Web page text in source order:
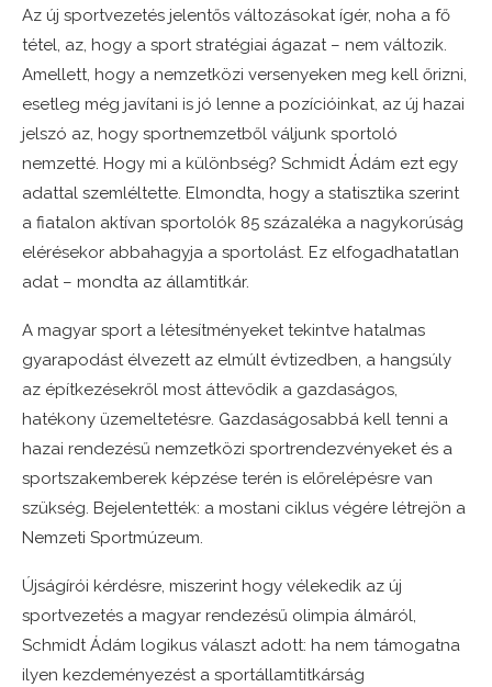
Az új sportvezetés jelentős változásokat ígér, noha a fő
tétel, az, hogy a sport stratégiai ágazat – nem változik.
Amellett, hogy a nemzetközi versenyeken meg kell őrizni,
esetleg még javítani is jó lenne a pozícióinkat, az új hazai
jelszó az, hogy sportnemzetből váljunk sportoló
nemzetté. Hogy mi a különbség? Schmidt Ádám ezt egy
adattal szemléltette. Elmondta, hogy a statisztika szerint
a fiatalon aktívan sportolók 85 százaléka a nagykorúság
elérésekor abbahagyja a sportolást. Ez elfogadhatatlan
adat – mondta az államtitkár.
A magyar sport a létesítményeket tekintve hatalmas
gyarapodást élvezett az elmúlt évtizedben, a hangsúly
az építkezésekről most áttevődik a gazdaságos,
hatékony üzemeltetésre. Gazdaságosabbá kell tenni a
hazai rendezésű nemzetközi sportrendezvényeket és a
sportszakemberek képzése terén is előrelépésre van
szükség. Bejelentették: a mostani ciklus végére létrejön a
Nemzeti Sportmúzeum.
Újságírói kérdésre, miszerint hogy vélekedik az új
sportvezetés a magyar rendezésű olimpia álmáról,
Schmidt Ádám logikus választ adott: ha nem támogatna
ilyen kezdeményezést a sportállamtitkárság